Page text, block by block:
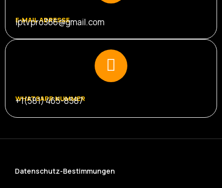
E-MAIL ADRESSE
iptvpro366@gmail.com
WHATSAPP NUMMER
+1(581) 465-8587
Datenschutz-Bestimmungen